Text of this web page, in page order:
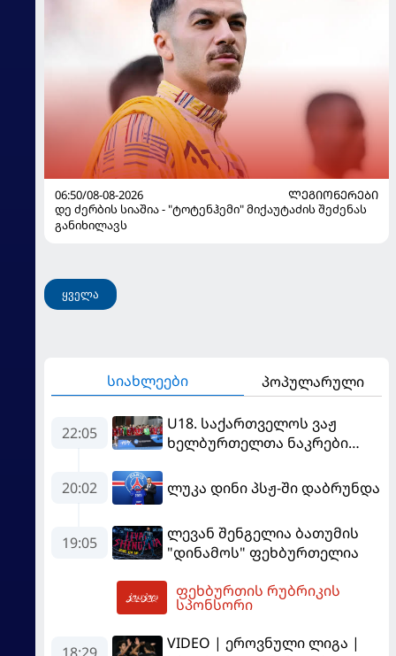
06:50/08-08-2026
ᲚᲔᲒᲘᲝᲜᲔᲠᲔᲑᲘ
დე ძერბის სიაშია - "ტოტენჰემი" მიქაუტაძის შეძენას
განიხილავს
ყველა
სიახლეები პოპულარული
22:05
U18. საქართველოს ვაჟ
ხელბურთელთა ნაკრები
დაწინაურდა
20:02 ლუკა დინი პსჟ-ში დაბრუნდა
19:05
ლევან შენგელია ბათუმის
"დინამოს" ფეხბურთელია
ფეხბურთის რუბრიკის
სპონსორი
VIDEO | ეროვნული ლიგა |